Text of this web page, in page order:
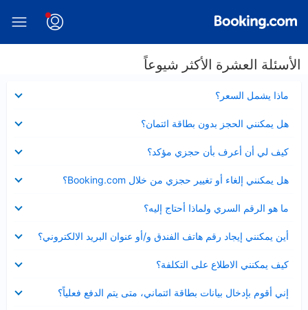
الأسئلة العشرة الأكثر شيوعاً
ماذا يشمل السعر؟
مصغر
هل يمكنني الحجز بدون بطاقة ائتمان؟
مصغر
كيف لي أن أعرف بأن حجزي مؤكد؟
مصغر
هل يمكنني إلغاء أو تغيير حجزي من خلال Booking.com؟
مصغر
ما هو الرقم السري ولماذا أحتاج إليه؟
مصغر
أين يمكنني إيجاد رقم هاتف الفندق و/أو عنوان البريد الالكتروني؟
عرض
مصغر
كيف يمكنني الاطلاع على التكلفة؟
مصغر
إني أقوم بإدخال بيانات بطاقة ائتماني، متى يتم الدفع فعلياً؟
مصغر